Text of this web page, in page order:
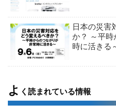
日本の災害
か？ ～平時
時に活きる
よ く読まれている情報